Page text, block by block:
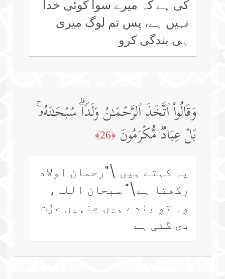
کی ہے کہ میرے سوا کوئی خدا
نہیں ہے، پس تم لوگ میری
ہی بندگی کرو
وَقَالُوا۟ ٱتَّخَذَ ٱلرَّحۡمَـٰنُ وَلَدࣰاۗ سُبۡحَـٰنَهُۥۚ
بَلۡ عِبَادࣱ مُّكۡرَمُونَ ﴿26﴾
یہ کہتے ہیں \"رحمان اولاد
رکھتا ہے\" سبحان اللہ،
وہ تو بندے ہیں جنہیں عزّت
دی گئی ہے